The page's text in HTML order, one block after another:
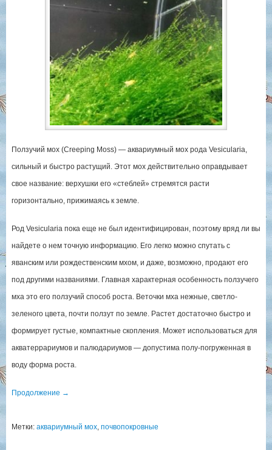
Ползучий мох (Creeping Moss) — аквариумный мох рода Vesicularia,
сильный и быстро растущий. Этот мох действительно оправдывает
свое название: верхушки его «стеблей» стремятся расти
горизонтально, прижимаясь к земле.
Род Vesicularia пока еще не был идентифицирован, поэтому вряд ли вы
найдете о нем точную информацию. Его легко можно спутать с
яванским или рождественским мхом, и даже, возможно, продают его
под другими названиями. Главная характерная особенность ползучего
мха это его ползучий способ роста. Веточки мха нежные, светло-
зеленого цвета, почти ползут по земле. Растет достаточно быстро и
формирует густые, компактные скопления. Может использоваться для
акватеррариумов и палюдариумов — допустима полу-погруженная в
воду форма роста.
Продолжение →
Метки: аквариумный мох, почвопокровные